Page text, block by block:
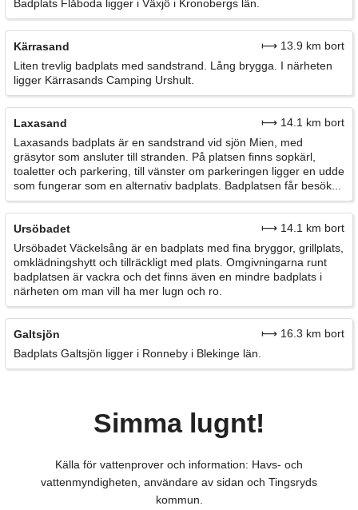
Badplats Flåboda ligger i Växjö i Kronobergs län.
Kärrasand
⟼ 13.9 km bort
Liten trevlig badplats med sandstrand. Lång brygga. I närheten
ligger Kärrasands Camping Urshult.
Laxasand
⟼ 14.1 km bort
Laxasands badplats är en sandstrand vid sjön Mien, med
gräsytor som ansluter till stranden. På platsen finns sopkärl,
toaletter och parkering, till vänster om parkeringen ligger en udde
som fungerar som en alternativ badplats. Badplatsen får besök...
Ursöbadet
⟼ 14.1 km bort
Ursöbadet Väckelsång är en badplats med fina bryggor, grillplats,
omklädningshytt och tillräckligt med plats. Omgivningarna runt
badplatsen är vackra och det finns även en mindre badplats i
närheten om man vill ha mer lugn och ro.
Galtsjön
⟼ 16.3 km bort
Badplats Galtsjön ligger i Ronneby i Blekinge län.
Simma lugnt!
Källa för vattenprover och information: Havs- och
vattenmyndigheten, användare av sidan och Tingsryds
kommun.